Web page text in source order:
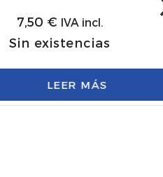
7,50 € IVA incl.
Sin existencias
LEER MÁS